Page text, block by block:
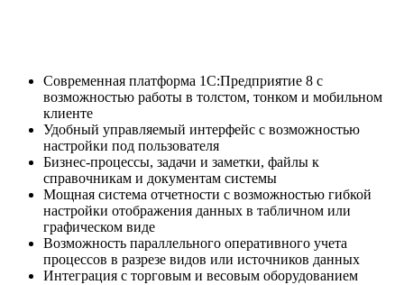
Современная платформа 1С:Предприятие 8 с
возможностью работы в толстом, тонком и мобильном
клиенте
Удобный управляемый интерфейс с возможностью
настройки под пользователя
Бизнес-процессы, задачи и заметки, файлы к
справочникам и документам системы
Мощная система отчетности с возможностью гибкой
настройки отображения данных в табличном или
графическом виде
Возможность параллельного оперативного учета
процессов в разрезе видов или источников данных
Интеграция с торговым и весовым оборудованием